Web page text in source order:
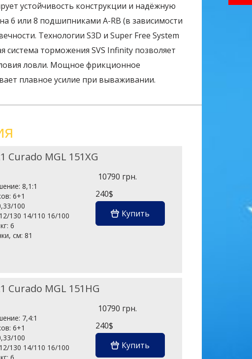
устойчивость конструкции и надёжную
6 или 8 подшипниками A-RB (в зависимости
Технологии S3D и Super Free System
торможения SVS Infinity позволяет
ловли. Мощное фрикционное
плавное усилие при вываживании.
Curado MGL 151XG
8,1:1
6+1
100
130 14/110 16/100
6
см: 81
10790 грн.
240$
Купить
Curado MGL 151HG
7,4:1
6+1
100
130 14/110 16/100
10790 грн.
240$
Купить